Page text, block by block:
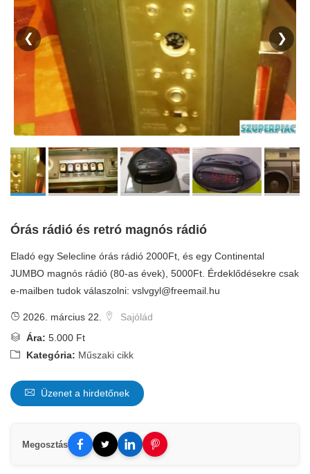
❮ ❯
Órás rádió és retró magnós rádió
Eladó egy Selecline órás rádió 2000Ft, és egy Continental
JUMBO magnós rádió (80-as évek), 5000Ft. Érdeklődésekre csak
e-mailben tudok válaszolni: vslvgyl@freemail.hu
2026. március 22.
Sajólád
Ára: 5.000 Ft
Kategória: Műszaki cikk
Üzenet a hirdetőnek
Megosztás